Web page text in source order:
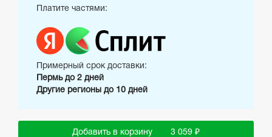
Платите частями:
Примерный срок доставки:
Пермь до 2 дней
Другие регионы до 10 дней
Добавить в корзину 3 059 ₽